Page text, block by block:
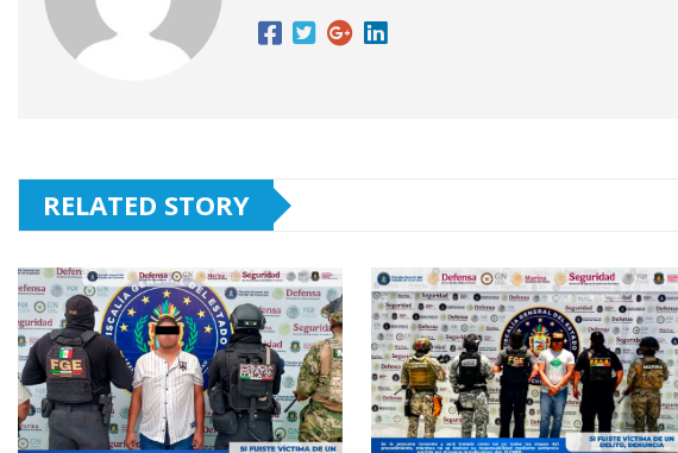
RELATED STORY